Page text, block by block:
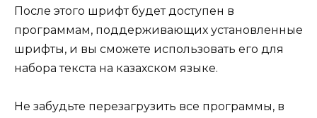
После этого шрифт будет доступен в
программам, поддерживающих установленные
шрифты, и вы сможете использовать его для
набора текста на казахском языке.
Не забудьте перезагрузить все программы, в